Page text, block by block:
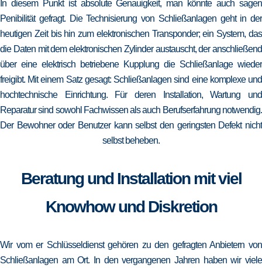
In diesem Punkt ist absolute Genauigkeit, man könnte auch sagen
Penibilität gefragt. Die Technisierung von Schließanlagen geht in der
heutigen Zeit bis hin zum elektronischen Transponder; ein System, das
die Daten mit dem elektronischen Zylinder austauscht, der anschließend
über eine elektrisch betriebene Kupplung die Schließanlage wieder
freigibt. Mit einem Satz gesagt: Schließanlagen sind eine komplexe und
hochtechnische Einrichtung. Für deren Installation, Wartung und
Reparatur sind sowohl Fachwissen als auch Berufserfahrung notwendig.
Der Bewohner oder Benutzer kann selbst den geringsten Defekt nicht
selbst beheben.
Beratung und Installation mit viel
Knowhow und Diskretion
Wir vom er Schlüsseldienst gehören zu den gefragten Anbietern von
Schließanlagen am Ort. In den vergangenen Jahren haben wir viele